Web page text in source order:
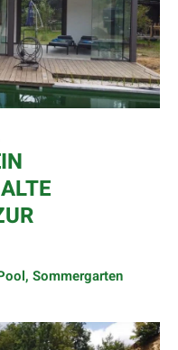
, Sommergarten